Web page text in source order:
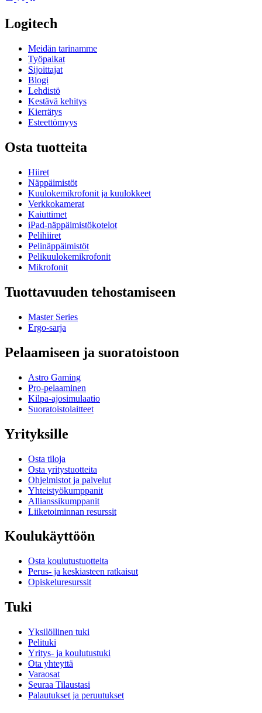
Logitech
Meidän tarinamme
Työpaikat
Sijoittajat
Blogi
Lehdistö
Kestävä kehitys
Kierrätys
Esteettömyys
Osta tuotteita
Hiiret
Näppäimistöt
Kuulokemikrofonit ja kuulokkeet
Verkkokamerat
Kaiuttimet
iPad-näppäimistökotelot
Pelihiiret
Pelinäppäimistöt
Pelikuulokemikrofonit
Mikrofonit
Tuottavuuden tehostamiseen
Master Series
Ergo-sarja
Pelaamiseen ja suoratoistoon
Astro Gaming
Pro-pelaaminen
Kilpa-ajosimulaatio
Suoratoistolaitteet
Yrityksille
Osta tiloja
Osta yritystuotteita
Ohjelmistot ja palvelut
Yhteistyökumppanit
Allianssikumppanit
Liiketoiminnan resurssit
Koulukäyttöön
Osta koulutustuotteita
Perus- ja keskiasteen ratkaisut
Opiskeluresurssit
Tuki
Yksilöllinen tuki
Pelituki
Yritys- ja koulutustuki
Ota yhteyttä
Varaosat
Seuraa Tilaustasi
Palautukset ja peruutukset